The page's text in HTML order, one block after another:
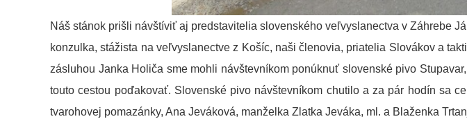
Náš stánok prišli návštíviť aj predstavitelia slovenského veľvyslanectva v Záhrebe
konzulka, stážista na veľvyslanectve z Košíc, naši členovia, priatelia Slovákov a
zásluhou Janka Holiča sme mohli návštevníkom ponúknuť slovenské pivo
touto cestou poďakovať. Slovenské pivo návštevníkom chutilo a za pár hodín sa
tvarohovej pomazánky, Ana Jeváková, manželka Zlatka Jeváka, ml. a Blaženka